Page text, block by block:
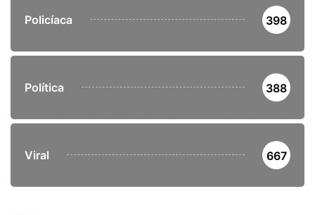
Policíaca 398
Política 388
Viral 667